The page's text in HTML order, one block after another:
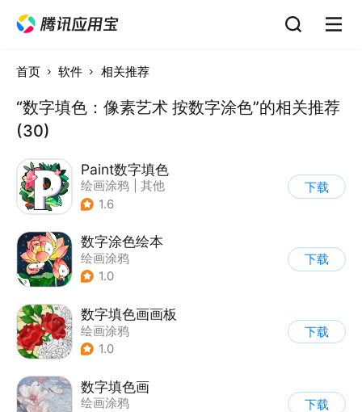
首页 软件 相关推荐
“数字填色：像素艺术 按数字涂色”的相关推荐
(30)
Paint数字填色
绘画涂鸦
其他
1.6
下载
数字涂色绘本
绘画涂鸦
1.0
下载
数字填色画画板
绘画涂鸦
1.0
下载
数字填色画
绘画涂鸦
下载